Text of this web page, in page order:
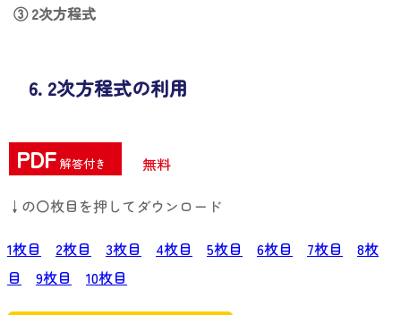
③ 2次方程式
6. 2次方程式の利用
PDF 解答付き
無料
↓の〇枚目を押してダウンロード
1枚目
2枚目 3枚目 4枚目 5枚目 6枚目 7枚目
8枚
目
9枚目 10枚目